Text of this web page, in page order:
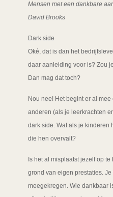
Mensen met een dankbare
David Brooks
Dark side
Oké, dat is dan het
daar aanleiding voor is? Zou
Dan mag dat toch?
Nou nee! Het begint er al
anderen (als je leerkrachten
dark side. Wat als je kinderen
die hen overvalt?
Is het al misplaatst jezelf op
grond van eigen prestaties.
meegekregen. Wie dankbaar